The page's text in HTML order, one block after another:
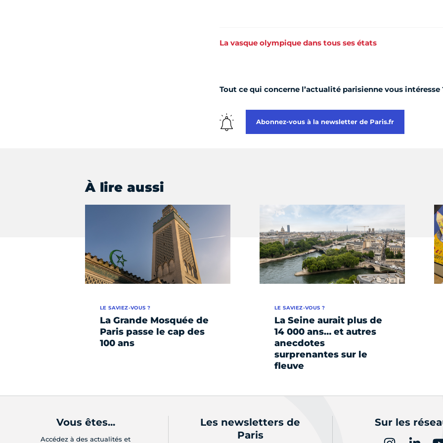
La vasque olympique dans tous ses états
Tout ce qui concerne l’actualité parisienne vous intéresse
Abonnez-vous à la newsletter de Paris.fr
À lire aussi
La Grande Mosquée de
Paris passe le cap des
100 ans
LE SAVIEZ-VOUS ?
La Seine aurait plus de
14 000 ans… et autres
anecdotes
surprenantes sur le
fleuve
LE SAVIEZ-VOUS ?
Vous êtes...
Accédez à des actualités et
Les newsletters de
Paris
Sur les